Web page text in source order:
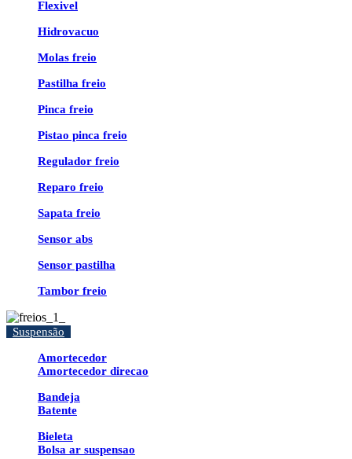
Flexivel
Hidrovacuo
Molas freio
Pastilha freio
Pinca freio
Pistao pinca freio
Regulador freio
Reparo freio
Sapata freio
Sensor abs
Sensor pastilha
Tambor freio
Suspensão
Amortecedor
Amortecedor direcao
Bandeja
Batente
Bieleta
Bolsa ar suspensao